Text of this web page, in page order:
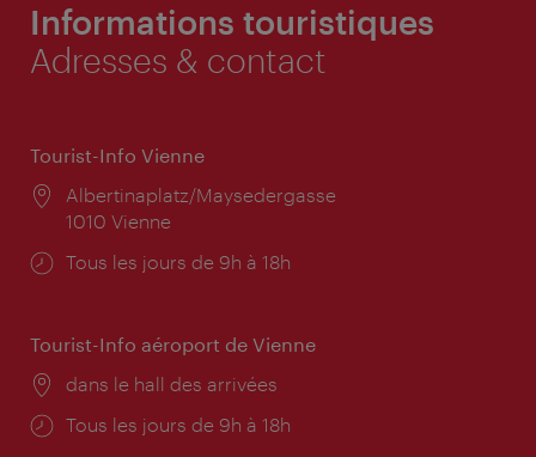
Informations touristiques
Adresses & contact
Tourist-Info Vienne
Lieu:
Albertinaplatz/Maysedergasse
1010 Vienne
Horaires
Tous les jours de 9h à 18h
Tourist-Info aéroport de Vienne
Lieu:
dans le hall des arrivées
Horaires
Tous les jours de 9h à 18h